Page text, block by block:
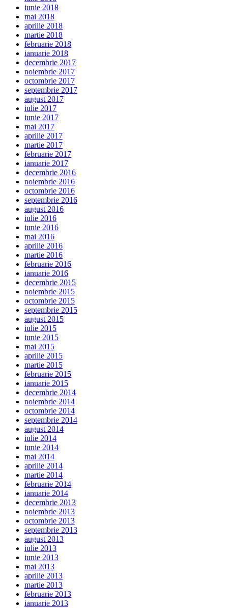
iunie 2018
mai 2018
aprilie 2018
martie 2018
februarie 2018
ianuarie 2018
decembrie 2017
noiembrie 2017
octombrie 2017
septembrie 2017
august 2017
iulie 2017
iunie 2017
mai 2017
aprilie 2017
martie 2017
februarie 2017
ianuarie 2017
decembrie 2016
noiembrie 2016
octombrie 2016
septembrie 2016
august 2016
iulie 2016
iunie 2016
mai 2016
aprilie 2016
martie 2016
februarie 2016
ianuarie 2016
decembrie 2015
noiembrie 2015
octombrie 2015
septembrie 2015
august 2015
iulie 2015
iunie 2015
mai 2015
aprilie 2015
martie 2015
februarie 2015
ianuarie 2015
decembrie 2014
noiembrie 2014
octombrie 2014
septembrie 2014
august 2014
iulie 2014
iunie 2014
mai 2014
aprilie 2014
martie 2014
februarie 2014
ianuarie 2014
decembrie 2013
noiembrie 2013
octombrie 2013
septembrie 2013
august 2013
iulie 2013
iunie 2013
mai 2013
aprilie 2013
martie 2013
februarie 2013
ianuarie 2013